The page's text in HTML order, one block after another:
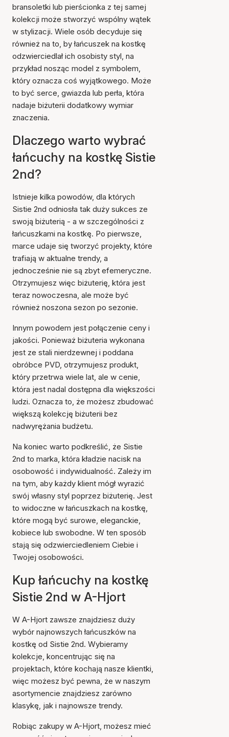
bransoletki lub pierścionka z tej samej
kolekcji może stworzyć wspólny wątek
w stylizacji. Wiele osób decyduje się
również na to, by łańcuszek na kostkę
odzwierciedlał ich osobisty styl, na
przykład nosząc model z symbolem,
który oznacza coś wyjątkowego. Może
to być serce, gwiazda lub perła, która
nadaje biżuterii dodatkowy wymiar
znaczenia.
Dlaczego warto wybrać
łańcuchy na kostkę Sistie
2nd?
Istnieje kilka powodów, dla których
Sistie 2nd odniosła tak duży sukces ze
swoją biżuterią - a w szczególności z
łańcuszkami na kostkę. Po pierwsze,
marce udaje się tworzyć projekty, które
trafiają w aktualne trendy, a
jednocześnie nie są zbyt efemeryczne.
Otrzymujesz więc biżuterię, która jest
teraz nowoczesna, ale może być
również noszona sezon po sezonie.
Innym powodem jest połączenie ceny i
jakości. Ponieważ biżuteria wykonana
jest ze stali nierdzewnej i poddana
obróbce PVD, otrzymujesz produkt,
który przetrwa wiele lat, ale w cenie,
która jest nadal dostępna dla większości
ludzi. Oznacza to, że możesz zbudować
większą kolekcję biżuterii bez
nadwyrężania budżetu.
Na koniec warto podkreślić, że Sistie
2nd to marka, która kładzie nacisk na
osobowość i indywidualność. Zależy im
na tym, aby każdy klient mógł wyrazić
swój własny styl poprzez biżuterię. Jest
to widoczne w łańcuszkach na kostkę,
które mogą być surowe, eleganckie,
kobiece lub swobodne. W ten sposób
stają się odzwierciedleniem Ciebie i
Twojej osobowości.
Kup łańcuchy na kostkę
Sistie 2nd w A-Hjort
W A-Hjort zawsze znajdziesz duży
wybór najnowszych łańcuszków na
kostkę od Sistie 2nd. Wybieramy
kolekcje, koncentrując się na
projektach, które kochają nasze klientki,
więc możesz być pewna, że w naszym
asortymencie znajdziesz zarówno
klasykę, jak i najnowsze trendy.
Robiąc zakupy w A-Hjort, możesz mieć